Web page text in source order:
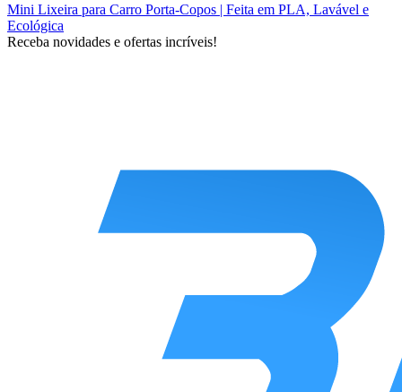
Mini Lixeira para Carro Porta-Copos | Feita em PLA, Lavável e
Ecológica
Receba novidades e ofertas incríveis!